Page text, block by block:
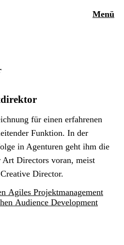
Menü
für einen erfahrenen
Funktion. In der
in Agenturen geht ihm die
Art Directors voran, meist
Director.
Agiles Projektmanagement
Audience Development